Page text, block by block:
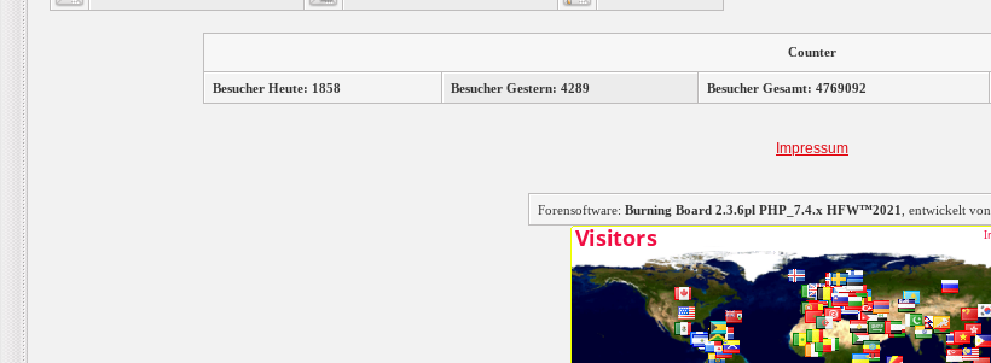
Counter
Besucher Heute: 1858 Besucher Gestern: 4289 Besucher Gesamt: 4769092
Impressum
Forensoftware: Burning Board 2.3.6pl PHP_7.4.x HFW™2021 , entwickelt von